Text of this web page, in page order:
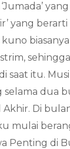
yang
kuno
saat itu.
selama dua
Di
mulai
Penting di